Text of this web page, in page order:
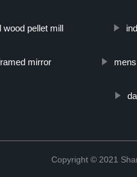
wood pellet mill
mirror
Copyright © 2021